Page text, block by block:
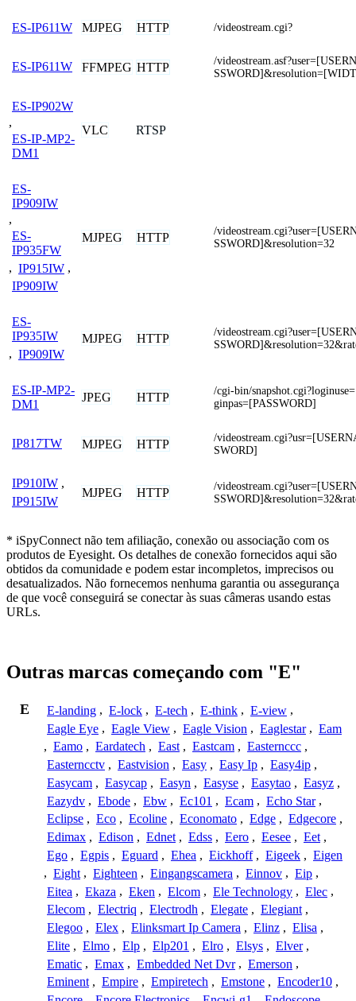
ES-IP611W MJPEG HTTP /videostream.cgi?
ES-IP611W FFMPEG HTTP
/
ES-IP902W
,
ES-IP-MP2-
DM1
VLC RTSP
ES-
IP909IW
,
ES-
IP935FW
, IP915IW ,
IP909IW
MJPEG HTTP
/
SSWORD]&resolution=32
ES-
IP935IW
, IP909IW
MJPEG HTTP
/
ES-IP-MP2-
DM1
JPEG HTTP
/cgi-bin/
ginpas=[PASSWORD]
IP817TW MJPEG HTTP
/
SWORD]
IP910IW ,
IP915IW
MJPEG HTTP
/
* iSpyConnect não tem afiliação, conexão ou associação com os
produtos de Eyesight. Os detalhes de conexão fornecidos aqui são
obtidos da comunidade e podem estar incompletos, imprecisos ou
desatualizados. Não fornecemos nenhuma garantia ou assegurança
de que você conseguirá se conectar às suas câmeras usando estas
URLs.
Outras marcas começando com "E"
E E-landing , E-lock , E-tech , E-think , E-view ,
Eagle Eye , Eagle View , Eagle Vision , Eaglestar , Eam
, Eamo , Eardatech , East , Eastcam , Easternccc ,
Easterncctv , Eastvision , Easy , Easy Ip , Easy4ip ,
Easycam , Easycap , Easyn , Easyse , Easytao , Easyz ,
Eazydv , Ebode , Ebw , Ec101 , Ecam , Echo Star ,
Eclipse , Eco , Ecoline , Economato , Edge , Edgecore ,
Edimax , Edison , Ednet , Edss , Eero , Eesee , Eet ,
Ego , Egpis , Eguard , Ehea , Eickhoff , Eigeek , Eigen
, Eight , Eighteen , Eingangscamera , Einnov , Eip ,
Eitea , Ekaza , Eken , Elcom , Ele Technology , Elec ,
Elecom , Electriq , Electrodh , Elegate , Elegiant ,
Elegoo , Elex , Elinksmart Ip Camera , Elinz , Elisa ,
Elite , Elmo , Elp , Elp201 , Elro , Elsys , Elver ,
Ematic , Emax , Embedded Net Dvr , Emerson ,
Eminent , Empire , Empiretech , Emstone , Encoder10 ,